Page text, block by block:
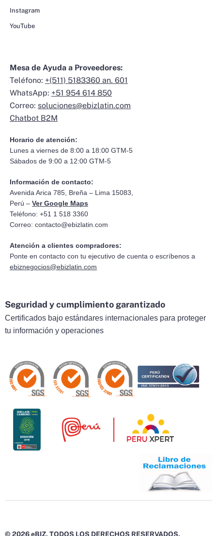
Instagram
YouTube
Mesa de Ayuda a Proveedores:
Teléfono: +(511) 5183360 an. 601
WhatsApp: +51 954 614 850
Correo: soluciones@ebizlatin.com
Chatbot B2M
Horario de atención:
Lunes a viernes de 8:00 a 18:00 GTM-5
Sábados de 9:00 a 12:00 GTM-5
Información de contacto:
Avenida Arica 785, Breña – Lima 15083,
Perú – Ver Google Maps
Teléfono: +51 1 518 3360
Correo: contacto@ebizlatin.com
Atención a clientes compradores:
Ponte en contacto con tu ejecutivo de cuenta o escríbenos a
ebiznegocios@ebizlatin.com
Seguridad y cumplimiento garantizado
Certificados bajo estándares internacionales para proteger
tu información y operaciones
© 2026 eBIZ. TODOS LOS DERECHOS RESERVADOS.